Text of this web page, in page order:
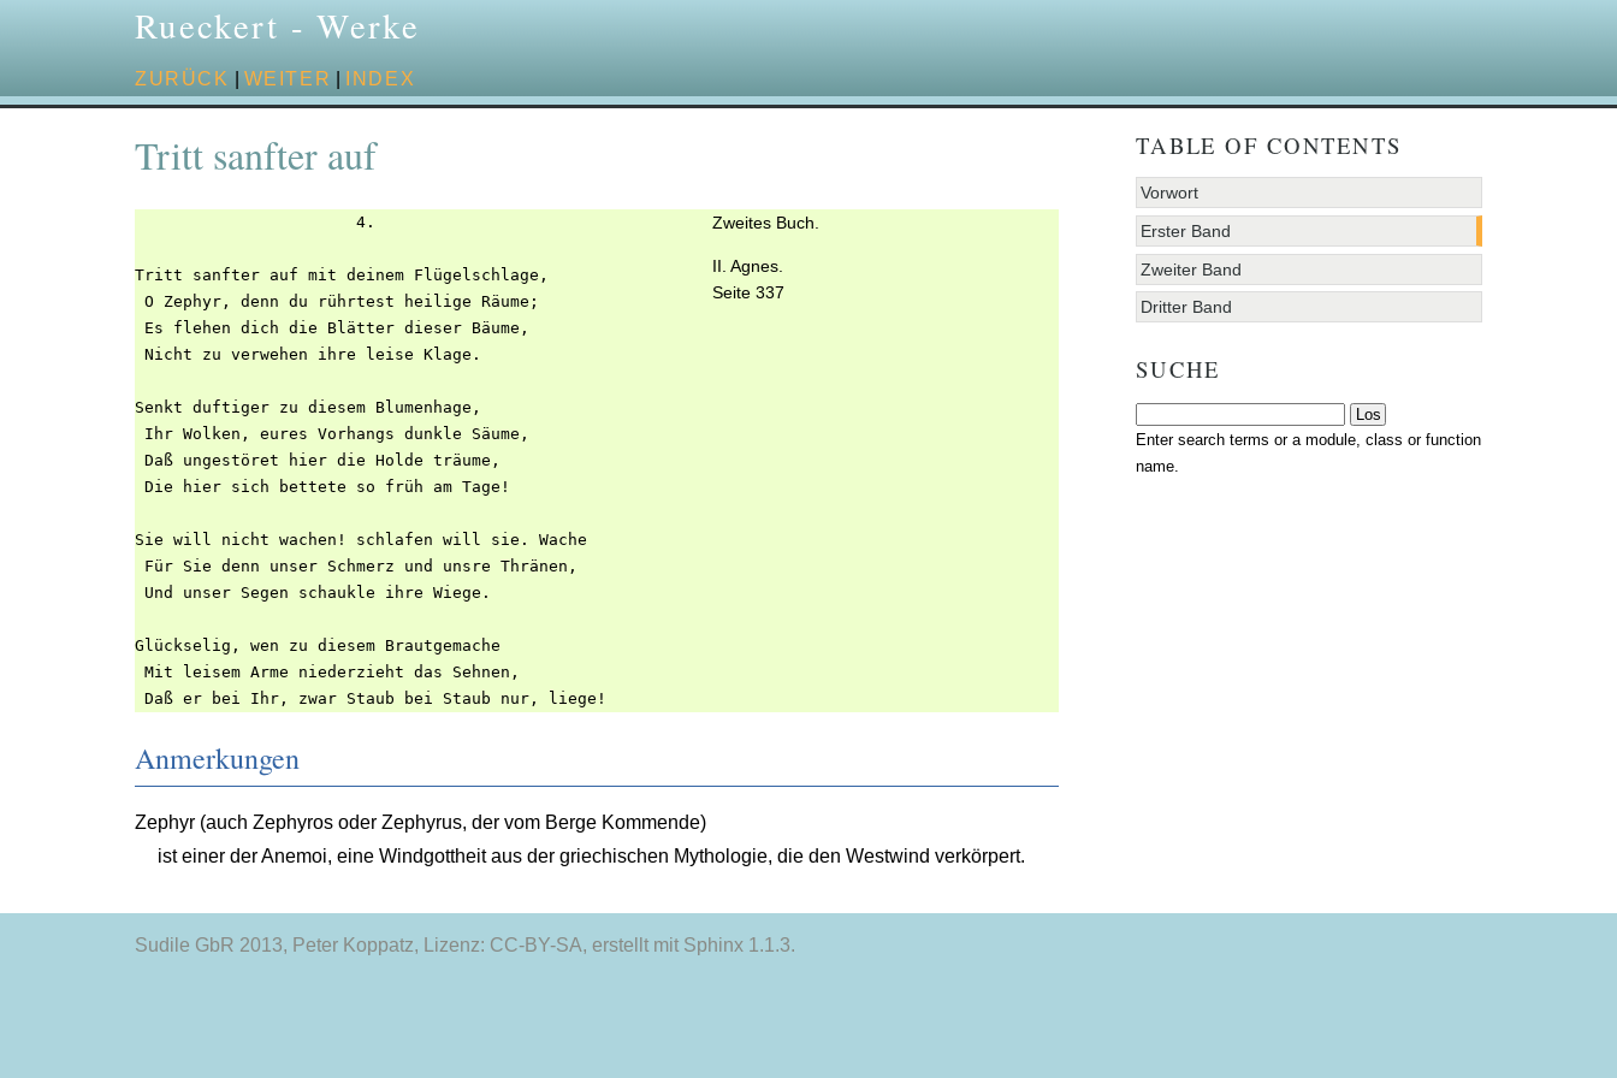
Rueckert - Werke
ZURÜCK WEITER INDEX
Tritt sanfter auf
Zweites Buch.
II. Agnes.
Seite 337
                       4.
Tritt sanfter auf mit deinem Flügelschlage,
O Zephyr, denn du rührtest heilige Räume;
Es flehen dich die Blätter dieser Bäume,
Nicht zu verwehen ihre leise Klage.
Senkt duftiger zu diesem Blumenhage,
Ihr Wolken, eures Vorhangs dunkle Säume,
Daß ungestöret hier die Holde träume,
Die hier sich bettete so früh am Tage!
Sie will nicht wachen! schlafen will sie. Wache
Für Sie denn unser Schmerz und unsre Thränen,
Und unser Segen schaukle ihre Wiege.
Glückselig, wen zu diesem Brautgemache
Mit leisem Arme niederzieht das Sehnen,
Anmerkungen
Zephyr (auch Zephyros oder Zephyrus, der vom Berge Kommende)
ist einer der Anemoi, eine Windgottheit aus der griechischen Mythologie, die den Westwind verkörpert.
TABLE OF CONTENTS
Vorwort
Erster Band
Zweiter Band
Dritter Band
SUCHE
Enter search terms or a module, class or function
name.
Sudile GbR 2013, Peter Koppatz, Lizenz: CC-BY-SA, erstellt mit Sphinx 1.1.3.